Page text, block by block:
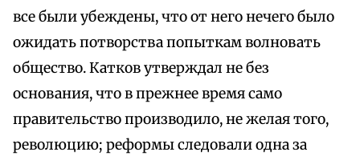
все были убеждены, что от него нечего было
ожидать потворства попыткам волновать
общество. Катков утверждал не без
основания, что в прежнее время само
правительство производило, не желая того,
революцию; реформы следовали одна за